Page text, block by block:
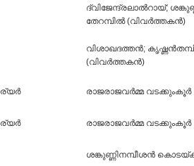
ദ്വിജേന്ദ്രലാല്‍റായ്‌;
തേറമ്പില്‍ (വിവര്‍ത്തകന്‍)
വിശാഖദത്തന്‍;
(വിവര്‍ത്തകന്‍)
രാജരാജവര്‍മ്മ വടക്കുംകൂര്‍
രാജരാജവര്‍മ്മ വടക്കുംകൂര്‍
ശങ്കുണ്ണിനമ്പീശന്‍